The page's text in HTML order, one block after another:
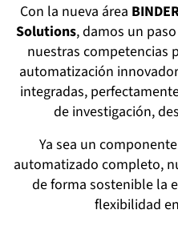
Con la nueva área
Solutions, damos un
nuestras competencias
automatización
integradas,
de investigación,
Ya sea un
automatizado completo,
de forma sostenible la
flexibilidad